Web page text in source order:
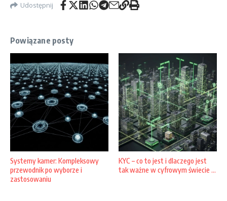
Udostępnij
Powiązane posty
Systemy kamer: Kompleksowy
przewodnik po wyborze i
zastosowaniu
KYC – co to jest i dlaczego jest
tak ważne w cyfrowym świecie ...